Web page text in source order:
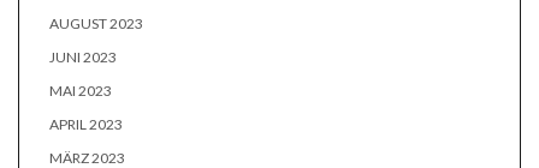
AUGUST 2023
JUNI 2023
MAI 2023
APRIL 2023
MÄRZ 2023